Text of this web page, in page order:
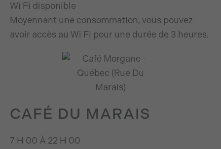
Wi Fi disponible
Moyennant une consommation, vous pouvez
avoir accès au Wi Fi pour une durée de 3 heures.
CAFÉ DU MARAIS
7 H 00 À 22 H 00